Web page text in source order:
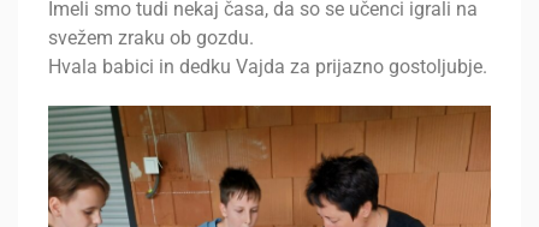
Imeli smo tudi nekaj časa, da so se učenci igrali na
svežem zraku ob gozdu.
Hvala babici in dedku Vajda za prijazno gostoljubje.